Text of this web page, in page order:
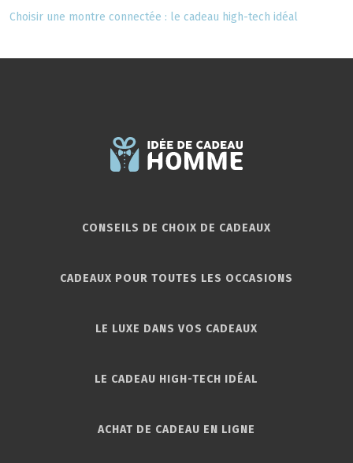
Choisir une montre connectée : le cadeau high-tech idéal
CONSEILS DE CHOIX DE CADEAUX
CADEAUX POUR TOUTES LES OCCASIONS
LE LUXE DANS VOS CADEAUX
LE CADEAU HIGH-TECH IDÉAL
ACHAT DE CADEAU EN LIGNE